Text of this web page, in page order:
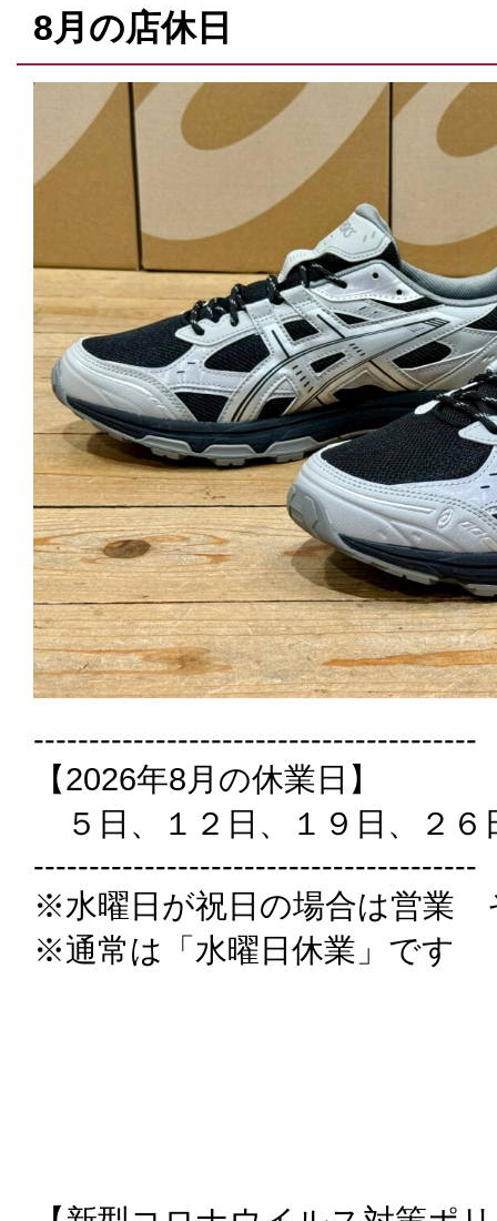
8月の店休日
----------------------------------------
【2026年8月の休業日】
５日、１２日、１９日、２６
----------------------------------------
※水曜日が祝日の場合は営業
※通常は「水曜日休業」です